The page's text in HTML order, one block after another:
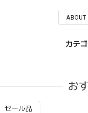
ABOUT
カテ
お
セール品